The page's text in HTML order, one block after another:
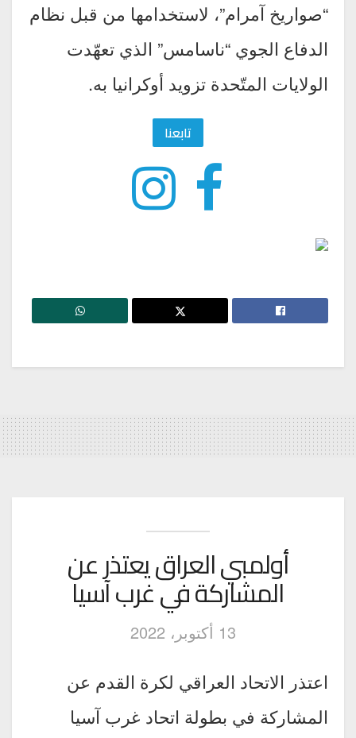
“صواريخ آمرام”، لاستخدامها من قبل نظام
الدفاع الجوي “ناسامس” الذي تعهّدت
الولايات المتّحدة تزويد أوكرانيا به.
تابعنا
أولمبي العراق يعتذر عن
المشاركة في غرب آسيا
13 أكتوبر، 2022
اعتذر الاتحاد العراقي لكرة القدم عن
المشاركة في بطولة اتحاد غرب آسيا